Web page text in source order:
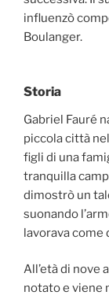
influenzò
Boulanger.
Storia
Gabriel Fauré
piccola città
figli di una
tranquilla
dimostrò un
suonando
lavorava come
All’età di nove
notato e viene